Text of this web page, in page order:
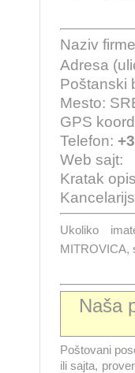
Naziv
Adresa
Poštanski
Mesto:
GPS
Telefon:
Web sajt:
Kratak
Ukoliko
MITROVICA,
Naša
Poštovani
ili sajta,